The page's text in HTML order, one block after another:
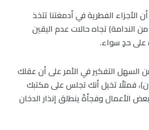
الفطرية في أدمغتنا تتخذ
الندامة) تجاه حالات عدم اليقين
على حدٍ سواء.
السهل التفكير في الأمر على أن عقلك
فمثلًا تخيل أنك تجلس على مكتبك
الأعمال وفجأةً ينطلق إنذار الدخان